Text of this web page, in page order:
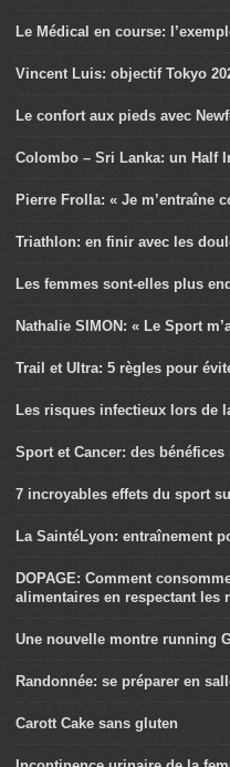
Le Médical en course:
Vincent Luis: objectif Tokyo
Le confort aux pieds avec
Colombo – Sri Lanka: un Half
Pierre Frolla: « Je m’entraîne
Triathlon: en finir avec les
Les femmes sont-elles plus
Nathalie SIMON: « Le Sport
Trail et Ultra: 5 règles pour
Les risques infectieux lors de
Sport et Cancer: des
7 incroyables effets du sport
La SaintéLyon: entraînement
DOPAGE: Comment
alimentaires en respectant les
Une nouvelle montre running
Randonnée: se préparer en
Carott Cake sans gluten